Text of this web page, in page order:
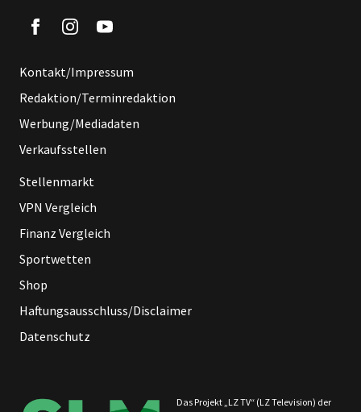
Kontakt/Impressum
Redaktion/Terminredaktion
Werbung/Mediadaten
Verkaufsstellen
Stellenmarkt
VPN Vergleich
Finanz Vergleich
Sportwetten
Shop
Haftungsausschluss/Disclaimer
Datenschutz
Das Projekt „LZ TV“ (LZ Television) der